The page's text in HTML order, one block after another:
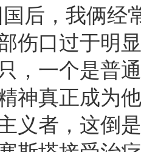
国后，我俩
伤口过于明
，一个是普
神真正成为
义者，这倒